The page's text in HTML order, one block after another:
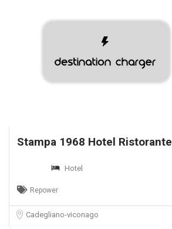
Stampa 1968 Hotel Ristorante
Hotel
Repower
Cadegliano-viconago